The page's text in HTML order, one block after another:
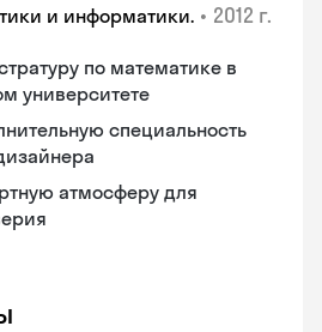
и информатики. • 2012 г.
по математике в
университете
специальность
атмосферу для